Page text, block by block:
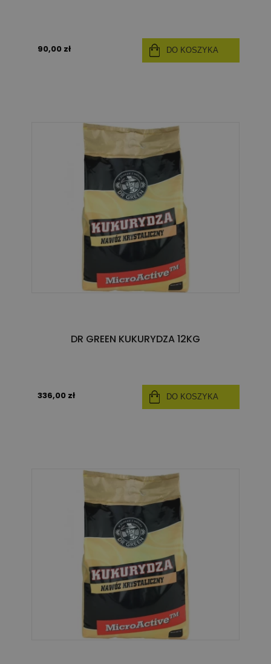
90,00 zł DO KOSZYKA
DR GREEN KUKURYDZA 12KG
336,00 zł DO KOSZYKA